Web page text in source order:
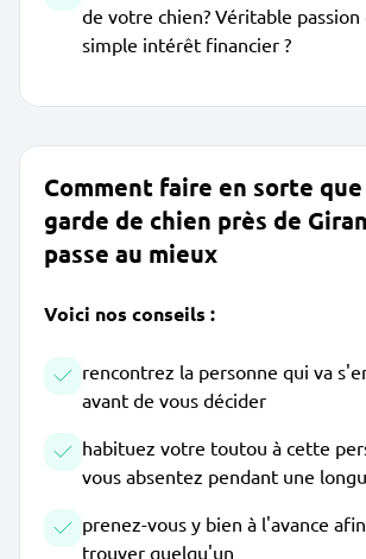
de votre chien? Véritable passion
simple intérêt financier ?
Comment faire en sorte
garde de chien près de
passe au mieux
Voici nos conseils :
rencontrez la personne qui va
avant de vous décider
habituez votre toutou à cette
vous absentez pendant une
prenez-vous y bien à l'avance
trouver quelqu'un